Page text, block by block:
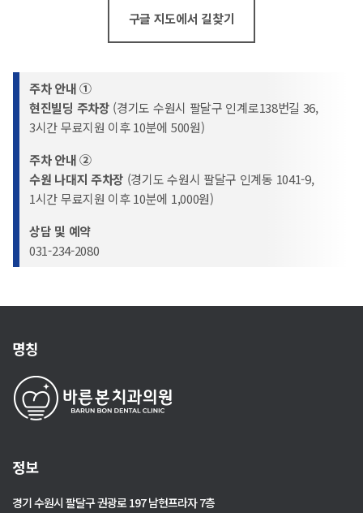
구글 지도에서 길찾기
주차 안내 ①
현진빌딩 주차장 (경기도 수원시 팔달구 인계로138번길 36,
3시간 무료지원 이후 10분에 500원)
주차 안내 ②
수원 나대지 주차장 (경기도 수원시 팔달구 인계동 1041-9,
1시간 무료지원 이후 10분에 1,000원)
상담 및 예약
031-234-2080
명칭
정보
경기 수원시 팔달구 권광로 197 남현프라자 7층